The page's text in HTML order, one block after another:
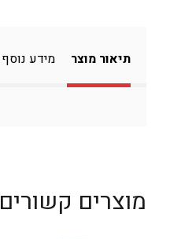
מטבח
ספורט
תיאור מוצר מידע נוסף
מוצרים קשורים